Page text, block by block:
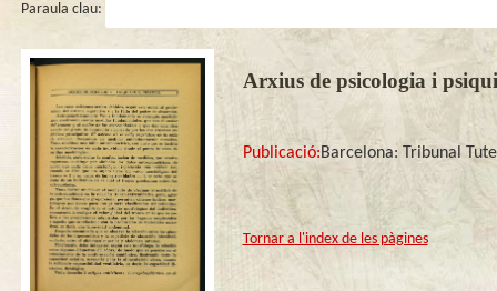
Paraula clau:
Arxius de psicologia i
Publicació:Barcelona: Tribunal
Tornar a l'index de les pàgines